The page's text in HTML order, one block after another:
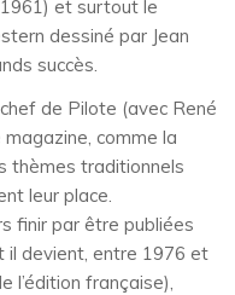
et surtout le
dessiné par Jean
succès.
de Pilote (avec René
comme la
thèmes traditionnels
leur place.
finir par être publiées
il devient, entre 1976 et
l’édition française),